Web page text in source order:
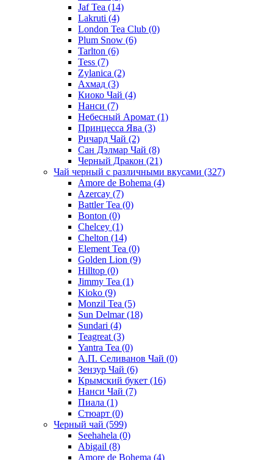
Jaf Tea (14)
Lakruti (4)
London Tea Club (0)
Plum Snow (6)
Tarlton (6)
Tess (7)
Zylanica (2)
Ахмад (3)
Киоко Чай (4)
Нанси (7)
Небесный Аромат (1)
Принцесса Ява (3)
Ричард Чай (2)
Сан Дэлмар Чай (8)
Черный Дракон (21)
Чай черный с различными вкусами (327)
Amore de Bohema (4)
Azercay (7)
Battler Tea (0)
Bonton (0)
Chelcey (1)
Chelton (14)
Element Tea (0)
Golden Lion (9)
Hilltop (0)
Jimmy Tea (1)
Kioko (9)
Monzil Tea (5)
Sun Delmar(18)
Sundari (4)
Teagreat (3)
Yantra Tea (0)
А.П. Селиванов Чай (0)
Зензур Чай (6)
Крымский букет (16)
Нанси Чай (7)
Пиала (1)
Стюарт (0)
Черный чай (599)
Seehahela (0)
Abigail (8)
Amore de Bohema (4)